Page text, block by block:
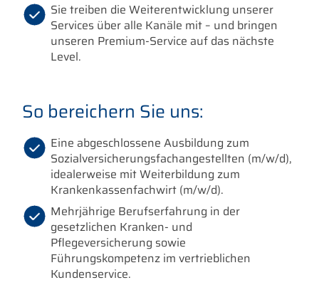
Sie treiben die Weiterentwicklung unserer
Services über alle Kanäle mit – und bringen
unseren Premium-Service auf das nächste
Level.
So bereichern Sie uns:
Eine abgeschlossene Ausbildung zum
Sozialversicherungsfachangestellten (m/w/d),
idealerweise mit Weiterbildung zum
Krankenkassenfachwirt (m/w/d).
Mehrjährige Berufserfahrung in der
gesetzlichen Kranken- und
Pflegeversicherung sowie
Führungskompetenz im vertrieblichen
Kundenservice.